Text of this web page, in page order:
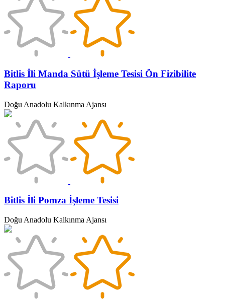
Bitlis İli Manda Sütü İşleme Tesisi Ön Fizibilite
Raporu
Doğu Anadolu Kalkınma Ajansı
Bitlis İli Pomza İşleme Tesisi
Doğu Anadolu Kalkınma Ajansı